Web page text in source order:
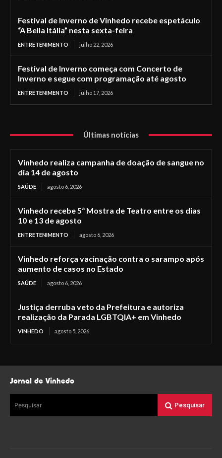
Festival de Inverno de Vinhedo recebe espetáculo
“A Bella Itália” nesta sexta-feira
ENTRETENIMENTO julho 22, 2026
Festival de Inverno começa com Concerto de
Inverno e segue com programação até agosto
ENTRETENIMENTO julho 17, 2026
Últimas notícias
Vinhedo realiza campanha de doação de sangue no
dia 14 de agosto
SAÚDE agosto 6, 2026
Vinhedo recebe 5ª Mostra de Teatro entre os dias
10 e 13 de agosto
ENTRETENIMENTO agosto 6, 2026
Vinhedo reforça vacinação contra o sarampo após
aumento de casos no Estado
SAÚDE agosto 6, 2026
Justiça derruba veto da Prefeitura e autoriza
realização da Parada LGBTQIA+ em Vinhedo
VINHEDO agosto 5, 2026
Jornal de Vinhedo
Pesquisar Pesquisar